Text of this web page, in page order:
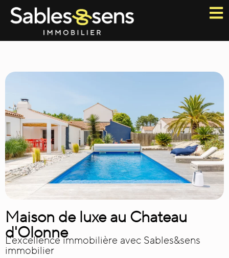
Maison de luxe au Chateau
d'Olonne
L’excellence immobilière avec Sables&sens
immobilier